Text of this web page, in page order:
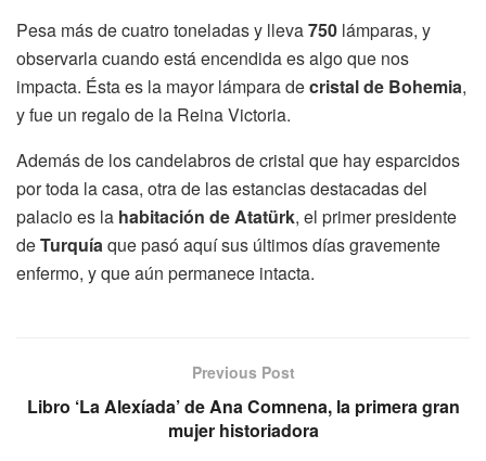
Pesa más de cuatro toneladas y lleva750 lámparas, y
observarla cuando está encendida es algo que nos
impacta. Ésta es la mayor lámpara decristal de Bohemia,
y fue un regalo de la Reina Victoria.
Además de los candelabros de cristal que hay esparcidos
por toda la casa, otra de las estancias destacadas del
palacio es la habitación de Atatürk, el primer presidente
deTurquíaque pasó aquí sus últimos días gravemente
enfermo, y que aún permanece intacta.
Previous Post
Libro ‘La Alexíada’ de Ana Comnena, la primera gran
mujer historiadora